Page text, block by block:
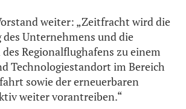
weiter: „Zeitfracht wird die
Unternehmens und die
Regionalflughafens zu einem
Technologiestandort im Bereich
sowie der erneuerbaren
weiter vorantreiben.“